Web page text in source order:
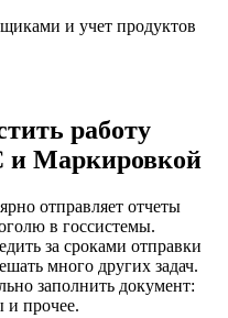
и учет продуктов
работу
Маркировкой
отправляет отчеты
в госсистемы.
за сроками отправки
много других задач.
заполнить документ:
и прочее.